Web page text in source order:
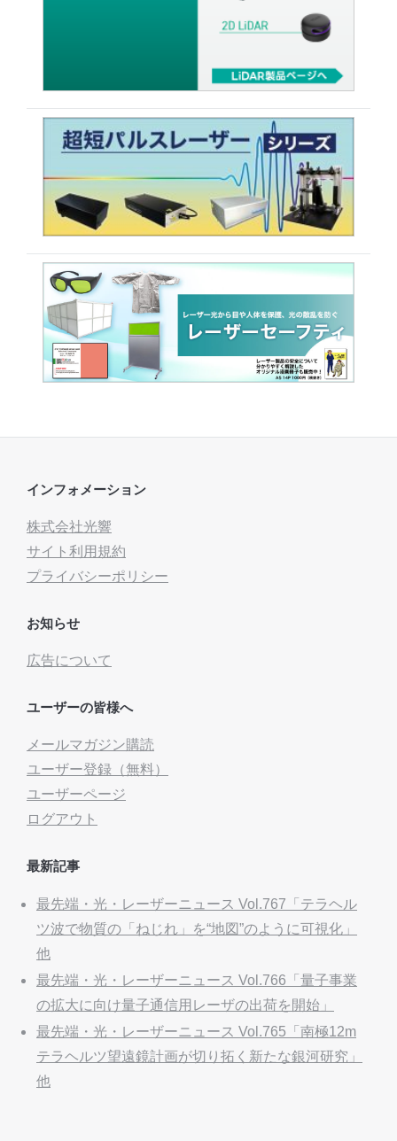
インフォメーション
株式会社光響
サイト利用規約
プライバシーポリシー
お知らせ
広告について
ユーザーの皆様へ
メールマガジン購読
ユーザー登録（無料）
ユーザーページ
ログアウト
最新記事
最先端・光・レーザーニュース Vol.767「テラヘル
ツ波で物質の「ねじれ」を“地図”のように可視化」
他
最先端・光・レーザーニュース Vol.766「量子事業
の拡大に向け量子通信用レーザの出荷を開始」
最先端・光・レーザーニュース Vol.765「南極12m
テラヘルツ望遠鏡計画が切り拓く新たな銀河研究」
他